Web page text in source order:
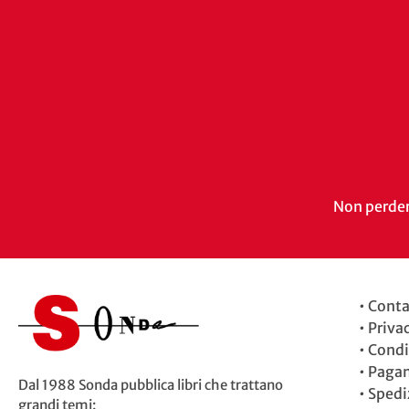
Non
Dal 1988 Sonda pubblica libri che trattano
grandi temi:
•
•
•
•
•